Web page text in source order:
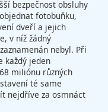
bezpečnost obsluhy
fotobuňku,
dveří a jejich
v níž žádný
nebyl. Při
každý jeden
miliónu různých
té same
nejdříve za osmnáct